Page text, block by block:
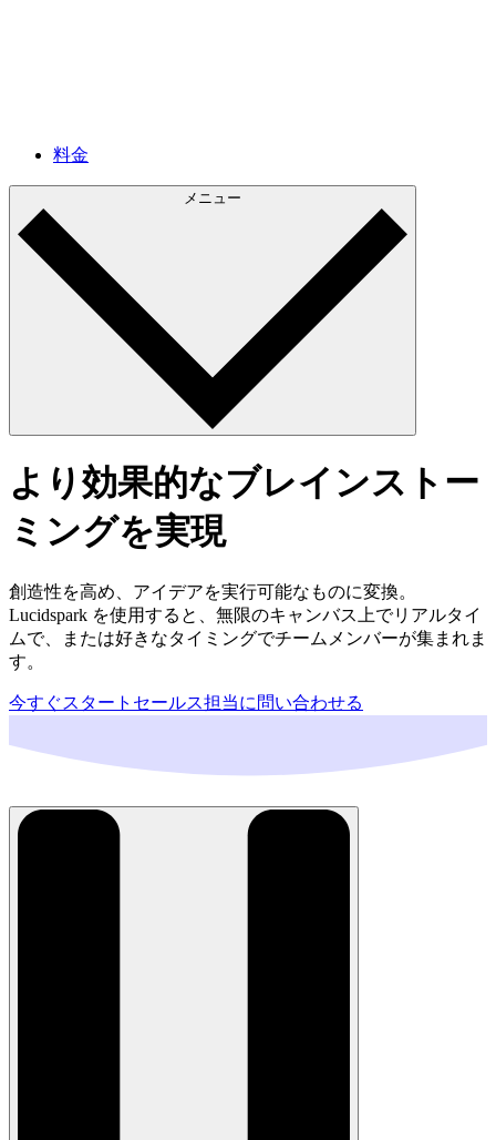
料金
メニュー
より効果的なブレインストー
ミングを実現
創造性を高め、アイデアを実行可能なものに変換。
Lucidspark を使用すると、無限のキャンバス上でリアルタイ
ムで、または好きなタイミングでチームメンバーが集まれま
す。
今すぐスタート セールス担当に問い合わせる